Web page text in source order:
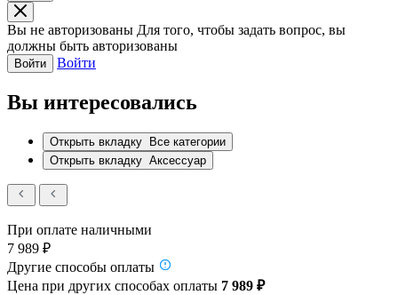
Вы не авторизованы Для того, чтобы задать вопрос, вы
должны быть авторизованы
Войти Войти
Вы интересовались
Открыть вкладку Все категории
Открыть вкладку Аксессуар
При оплате наличными
7 989 ₽
Другие способы оплаты
Цена при других способах оплаты 7 989 ₽